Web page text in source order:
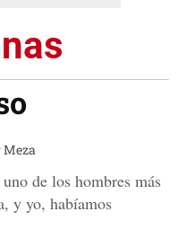
de los hombres más
y yo, habíamos